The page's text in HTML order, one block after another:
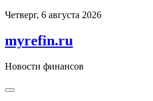
Перейти
содержимому
Четверг, 6 августа 2026
myrefin.ru
Новости финансов